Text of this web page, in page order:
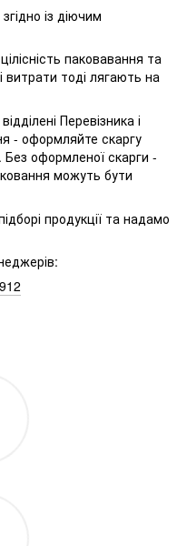
із діючим
паковавання та
тоді лягають на
Перевізника і
- оформляйте скаргу
Без оформленої скарги -
можуть бути
продукції та надамо